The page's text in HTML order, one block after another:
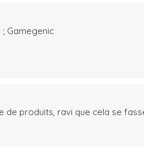
Gamegenic
de produits, ravi que cela se